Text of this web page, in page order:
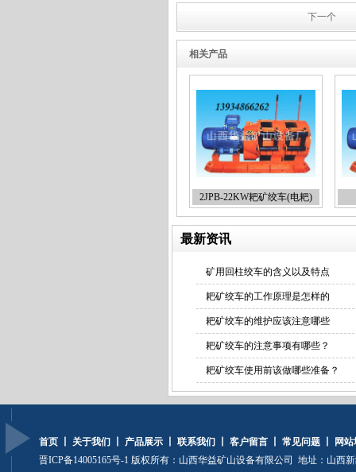
下一个
相关产品
2JPB-22KW耙矿绞车(电耙)
最新资讯
矿用回柱绞车的含义以及特点
耙矿绞车的工作原理是怎样的
耙矿绞车的维护应该注意哪些
耙矿绞车的注意事项有哪些？
耙矿绞车使用前该做哪些准备？
首页 关于我们 产品展示 联系我们 客户留言 常见问题
网
晋ICP备14005165号-1 版权所有：山西华益矿山设备有限公司 地址：山西